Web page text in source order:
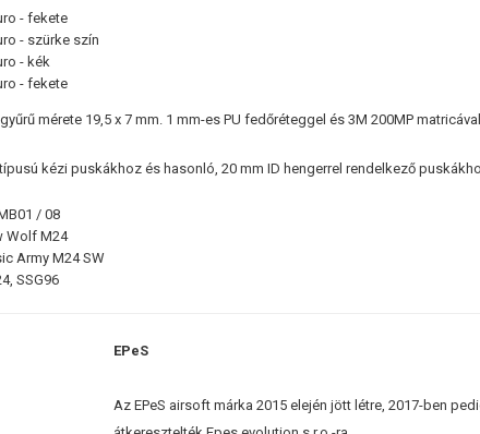
- fekete
- szürke szín
- kék
- fekete
mérete 19,5 x 7 mm. 1 mm-es PU fedőréteggel és 3M 200MP
kézi puskákhoz és hasonló, 20 mm ID hengerrel rendelkező
/ 08
Wolf M24
Army M24 SW
SSG96
EPeS
Az EPeS airsoft márka 2015 elején jött létre, 2017-ben